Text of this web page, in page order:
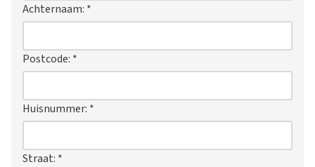
Achternaam: *
Postcode: *
Huisnummer: *
Straat: *